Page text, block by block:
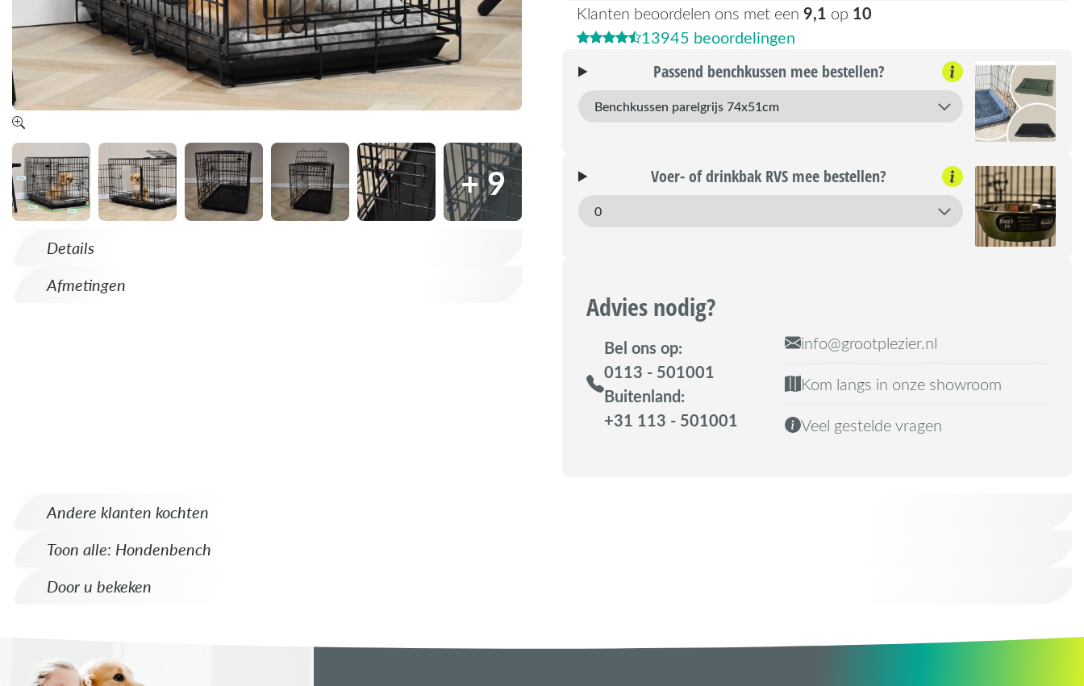
+ 9
Details
Afmetingen
Klanten beoordelen ons met een 9,1 op 10
13945 beoordelingen
Passend benchkussen mee bestellen?
Voer- of drinkbak RVS mee bestellen?
Advies nodig?
Bel ons op:
0113 - 501001
Buitenland:
+31 113 - 501001
info@grootplezier.nl
Kom langs in onze showroom
Veel gestelde vragen
Andere klanten kochten
Toon alle: Hondenbench
Door u bekeken